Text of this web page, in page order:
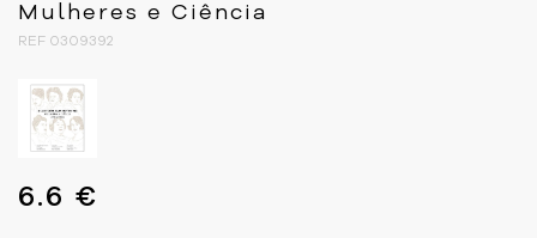
Mulheres e Ciência
REF 0309392
6.6 €